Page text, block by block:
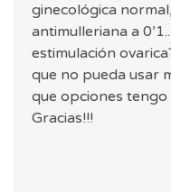
ginecológica
antimulleriana a
estimulación
que no pueda usar
que opciones tengo
Gracias!!!